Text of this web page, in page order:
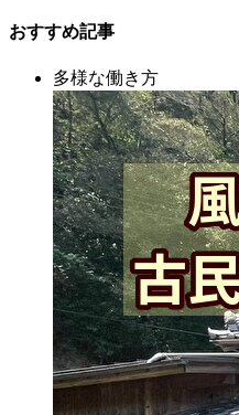
おすすめ記事
多様な働き方